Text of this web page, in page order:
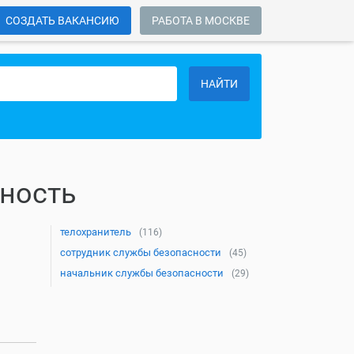
СОЗДАТЬ ВАКАНСИЮ РАБОТА В МОСКВЕ
НАЙТИ
телохранитель (116)
сотрудник службы безопасности (45)
начальник службы безопасности (29)